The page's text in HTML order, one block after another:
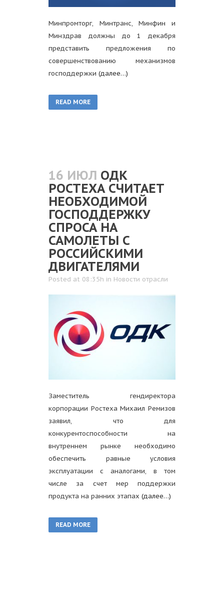
Минпромторг, Минтранс, Минфин и
Минздрав должны до 1 декабря
представить предложения по
совершенствованию механизмов
господдержки (далее…)
READ MORE
16 ИЮЛ ОДК
РОСТЕХА СЧИТАЕТ
НЕОБХОДИМОЙ
ГОСПОДДЕРЖКУ
СПРОСА НА
САМОЛЕТЫ С
РОССИЙСКИМИ
ДВИГАТЕЛЯМИ
Posted at 08:35h in Новости отрасли
Заместитель гендиректора
корпорации Ростеха Михаил Ремизов
заявил, что для
конкурентоспособности на
внутреннем рынке необходимо
обеспечить равные условия
эксплуатации с аналогами, в том
числе за счет мер поддержки
продукта на ранних этапах (далее…)
READ MORE